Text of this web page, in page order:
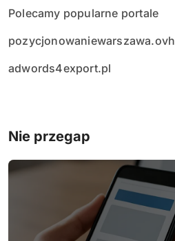
Polecamy popularne portale
pozycjonowaniewarszawa.ovh
adwords4export.pl
Nie przegap